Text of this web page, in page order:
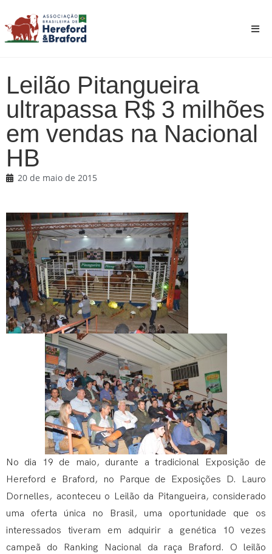
Leilão Pitangueira
ultrapassa R$ 3 milhões
em vendas na Nacional
HB
20 de maio de 2015
No dia 19 de maio, durante a tradicional Exposição de
Hereford e Braford, no Parque de Exposições D. Lauro
Dornelles, aconteceu o Leilão da Pitangueira, considerado
uma oferta única no Brasil, uma oportunidade que os
interessados tiveram em adquirir a genética 10 vezes
campeã do Ranking Nacional da raça Braford. O leilão